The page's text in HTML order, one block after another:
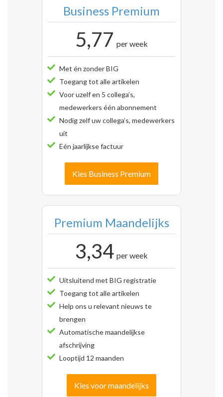
Business Premium
5,77 per week
Met én zonder BIG
Toegang tot alle artikelen
Voor uzelf en 5 collega’s,
medewerkers één abonnement
Nodig zelf uw collega’s, medewerkers
uit
Eén jaarlijkse factuur
Kies Business Premium
Premium Maandelijks
3,34 per week
Uitsluitend met BIG registratie
Toegang tot alle artikelen
Help ons u relevant nieuws te
brengen
Automatische maandelijkse
afschrijving
Looptijd 12 maanden
Kies voor maandelijks